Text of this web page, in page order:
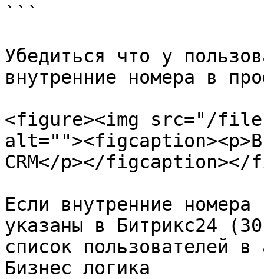
```
Убедиться что у
внутренние номера в
<figure><img src="/
CRM</p></figcaption></
Если внутренние номера
указаны в Битрикс24
список пользователей
Бизнес логика